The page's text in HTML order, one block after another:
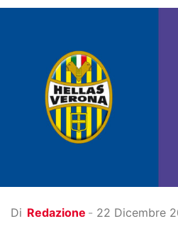
Di Redazione - 22 Dicembre